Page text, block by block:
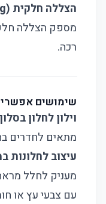
הצללה חלקית (Semi-Shading):
מספק הצללה
רכה.
שימושים
וילון לחלון
מתאים לחדרים
עיצוב
מעניק לחלל
עם צבעי עץ או